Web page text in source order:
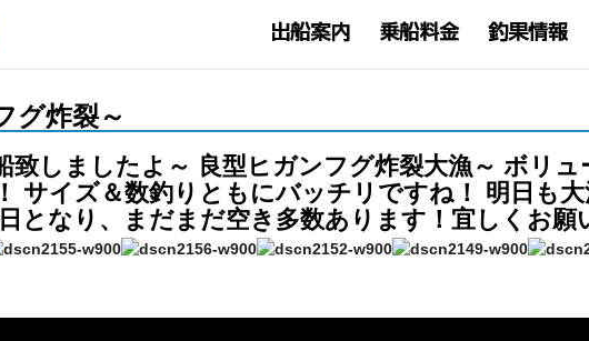
グ炸裂～
致しましたよ～ 良型ヒガンフグ炸裂大漁～ ボリ
サイズ＆数釣りともにバッチリですね！ 明日も
となり、まだまだ空き多数あります！宜しくお願